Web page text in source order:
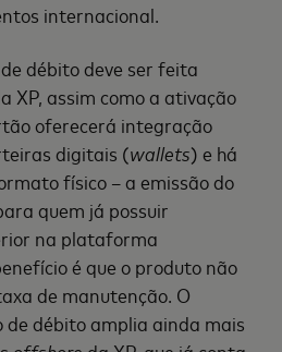
internacional.
débito deve ser feita
XP, assim como a ativação
oferecerá integração
digitais (wallets) e há
físico – a emissão do
quem já possuir
na plataforma
é que o produto não
de manutenção. O
débito amplia ainda mais